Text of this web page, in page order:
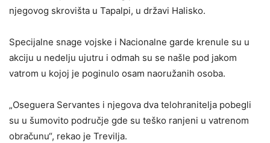
njegovog skrovišta u Tapalpi, u državi Halisko.
Specijalne snage vojske i Nacionalne garde krenule su u
akciju u nedelju ujutru i odmah su se našle pod jakom
vatrom u kojoj je poginulo osam naoružanih osoba.
„Oseguera Servantes i njegova dva telohranitelja pobegli
su u šumovito područje gde su teško ranjeni u vatrenom
obračunu“, rekao je Trevilja.